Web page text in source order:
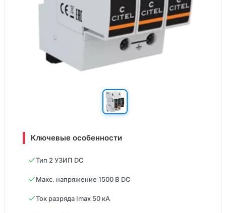
Ключевые особенности
Тип 2 УЗИП DC
Макс. напряжение 1500 В DC
Ток разряда Imax 50 кА